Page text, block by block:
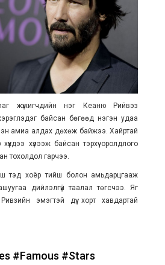
жүжигчдийн нэг Кеаню Рийвэз
байсан бөгөөд нэгэн удаа
амиа алдах дөхөж байжээ. Хайртай
хүүхдээ хүлээж байсан тэрхүү оролдлого
тохолдол гарчээ.
тэд хоёр тийш болон амьдарцгааж
дийлэлгүй таалал төгсчээ. Яг
эмэгтэй дүү хорт хавдартай
#Famous #Stars